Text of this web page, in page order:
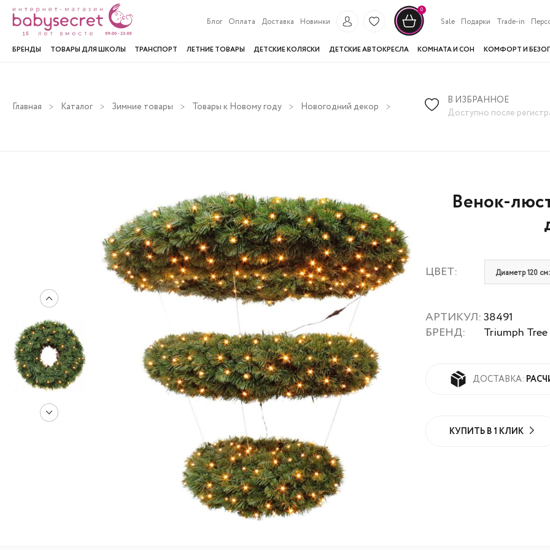
Блог Оплата Доставка Новинки
0
Sale Подарки Trade-in
БРЕНДЫ ТОВАРЫ ДЛЯ ШКОЛЫ ТРАНСПОРТ ЛЕТНИЕ ТОВАРЫ ДЕТСКИЕ КОЛЯСКИ ДЕТСКИЕ АВТОКРЕСЛА КОМНАТА И СОН КОМФОРТ И
Главная Каталог Зимние товары Товары к Новому году Новогодний декор Венок-люстра Triumph Tree
В ИЗБРАННОЕ
Доступно после
Венок-
ЦВЕТ: Диаметр 120
АРТИКУЛ:
БРЕНД:
38491
Triumph Tree
ДОСТАВКА:
КУПИТЬ В 1 КЛИК